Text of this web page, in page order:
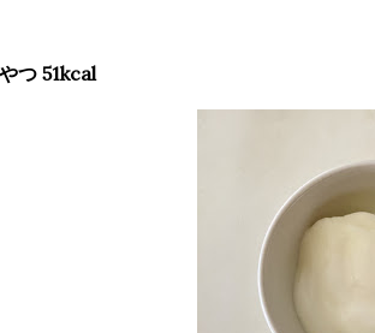
つ 51kcal